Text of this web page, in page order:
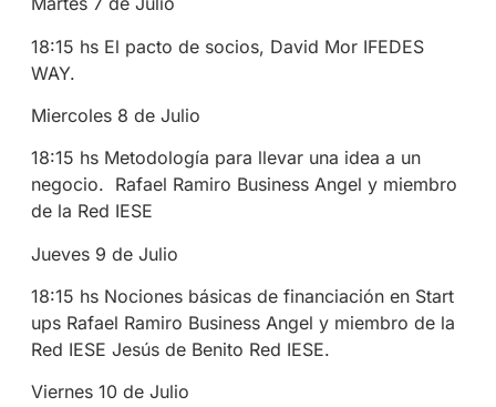
18:15 hs El pacto de socios, David Mor IFEDES
WAY.
Miercoles 8 de Julio
18:15 hs Metodología para llevar una idea a un
negocio. Rafael Ramiro Business Angel y miembro
de la Red IESE
Jueves 9 de Julio
18:15 hs Nociones básicas de financiación en Start
ups Rafael Ramiro Business Angel y miembro de la
Red IESE Jesús de Benito Red IESE.
Viernes 10 de Julio